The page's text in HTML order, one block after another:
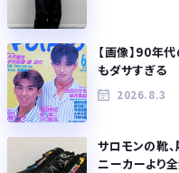
【画像】90年
もダサすぎる
2026.8.3
サロモンの靴
ニーカーより